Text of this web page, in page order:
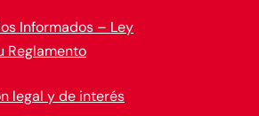
Informados – Ley
Reglamento
legal y de interés